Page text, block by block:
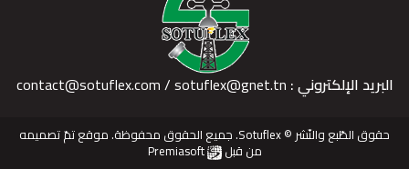
البريد الإلكتروني :
حقوق الطّبع والنّشر © Sotuflex. جميع الحقوق محفوظة. موقع تمّ تصميمه
من قبل Premiasoft